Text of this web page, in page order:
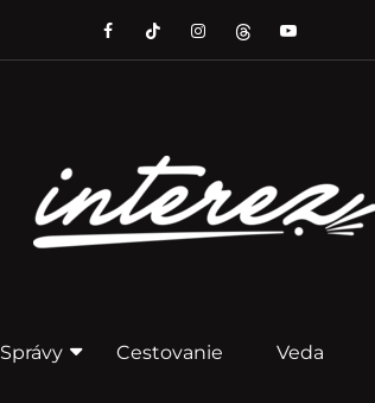
Správy Cestovanie Veda